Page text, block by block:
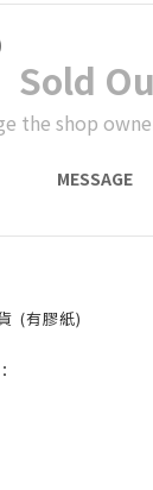
Sold
the shop
MESSAGE
⁣⁣(有膠紙)